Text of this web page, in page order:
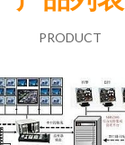
PRODUCT